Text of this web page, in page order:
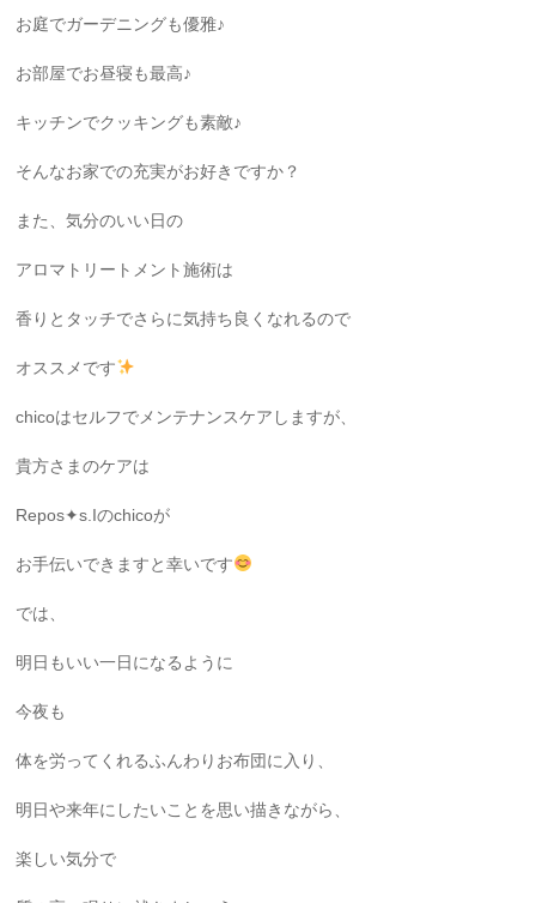
お庭でガーデニングも優雅♪
お部屋でお昼寝も最高♪
キッチンでクッキングも素敵♪
そんなお家での充実がお好きですか？
また、気分のいい日の
アロマトリートメント施術は
香りとタッチでさらに気持ち良くなれるので
オススメです
chicoはセルフでメンテナンスケアしますが、
貴方さまのケアは
Repos✦s.Iのchicoが
お手伝いできますと幸いです
では、
明日もいい一日になるように
今夜も
体を労ってくれるふんわりお布団に入り、
明日や来年にしたいことを思い描きながら、
楽しい気分で